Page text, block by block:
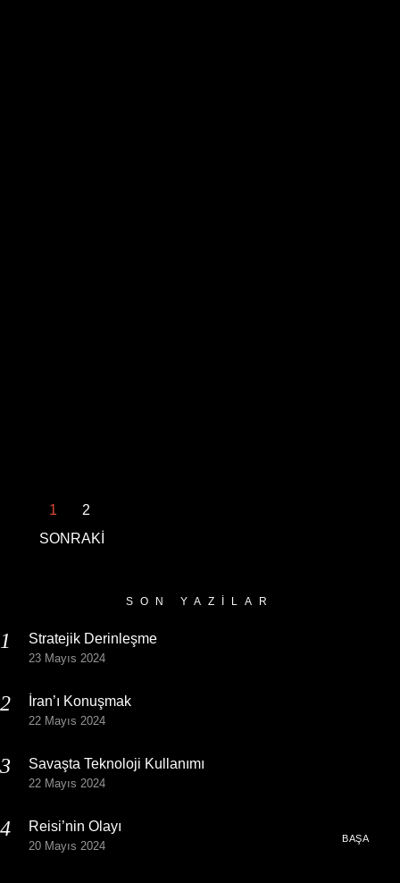
1
2
SONRAKİ
SON YAZILAR
Stratejik Derinleşme
23 Mayıs 2024
İran’ı Konuşmak
22 Mayıs 2024
Savaşta Teknoloji Kullanımı
22 Mayıs 2024
Reisi’nin Olayı
20 Mayıs 2024
BAŞA